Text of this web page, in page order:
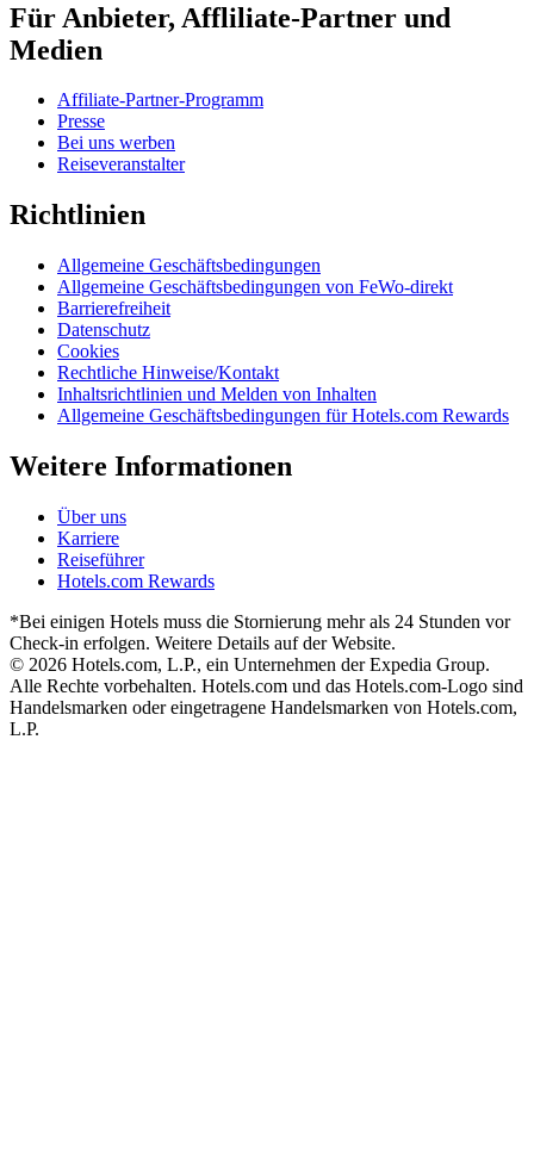
Für Anbieter, Affliliate-Partner und
Medien
Affiliate-Partner-Programm
Presse
Bei uns werben
Reiseveranstalter
Richtlinien
Allgemeine Geschäftsbedingungen
Allgemeine Geschäftsbedingungen von FeWo-direkt
Barrierefreiheit
Datenschutz
Cookies
Rechtliche Hinweise/Kontakt
Inhaltsrichtlinien und Melden von Inhalten
Allgemeine Geschäftsbedingungen für Hotels.com Rewards
Weitere Informationen
Über uns
Karriere
Reiseführer
Hotels.com Rewards
*Bei einigen Hotels muss die Stornierung mehr als 24 Stunden vor
Check-in erfolgen. Weitere Details auf der Website.
© 2026 Hotels.com, L.P., ein Unternehmen der Expedia Group.
Alle Rechte vorbehalten. Hotels.com und das Hotels.com-Logo sind
Handelsmarken oder eingetragene Handelsmarken von Hotels.com,
L.P.